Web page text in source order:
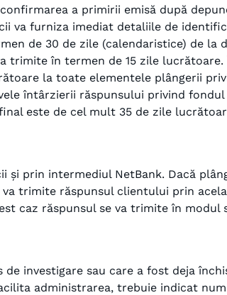
a primirii emisă după
va furniza imediat detaliile de
de 30 de zile (calendaristice) de la
trimite în termen de 15 zile lucrătoare.
la toate elementele plângerii
întârzierii răspunsului privind fondul
este de cel mult 35 de zile
și prin intermediul NetBank. Dacă
trimite răspunsul clientului prin
caz răspunsul se va trimite în modul
investigare sau care a fost deja
administrarea, trebuie indicat